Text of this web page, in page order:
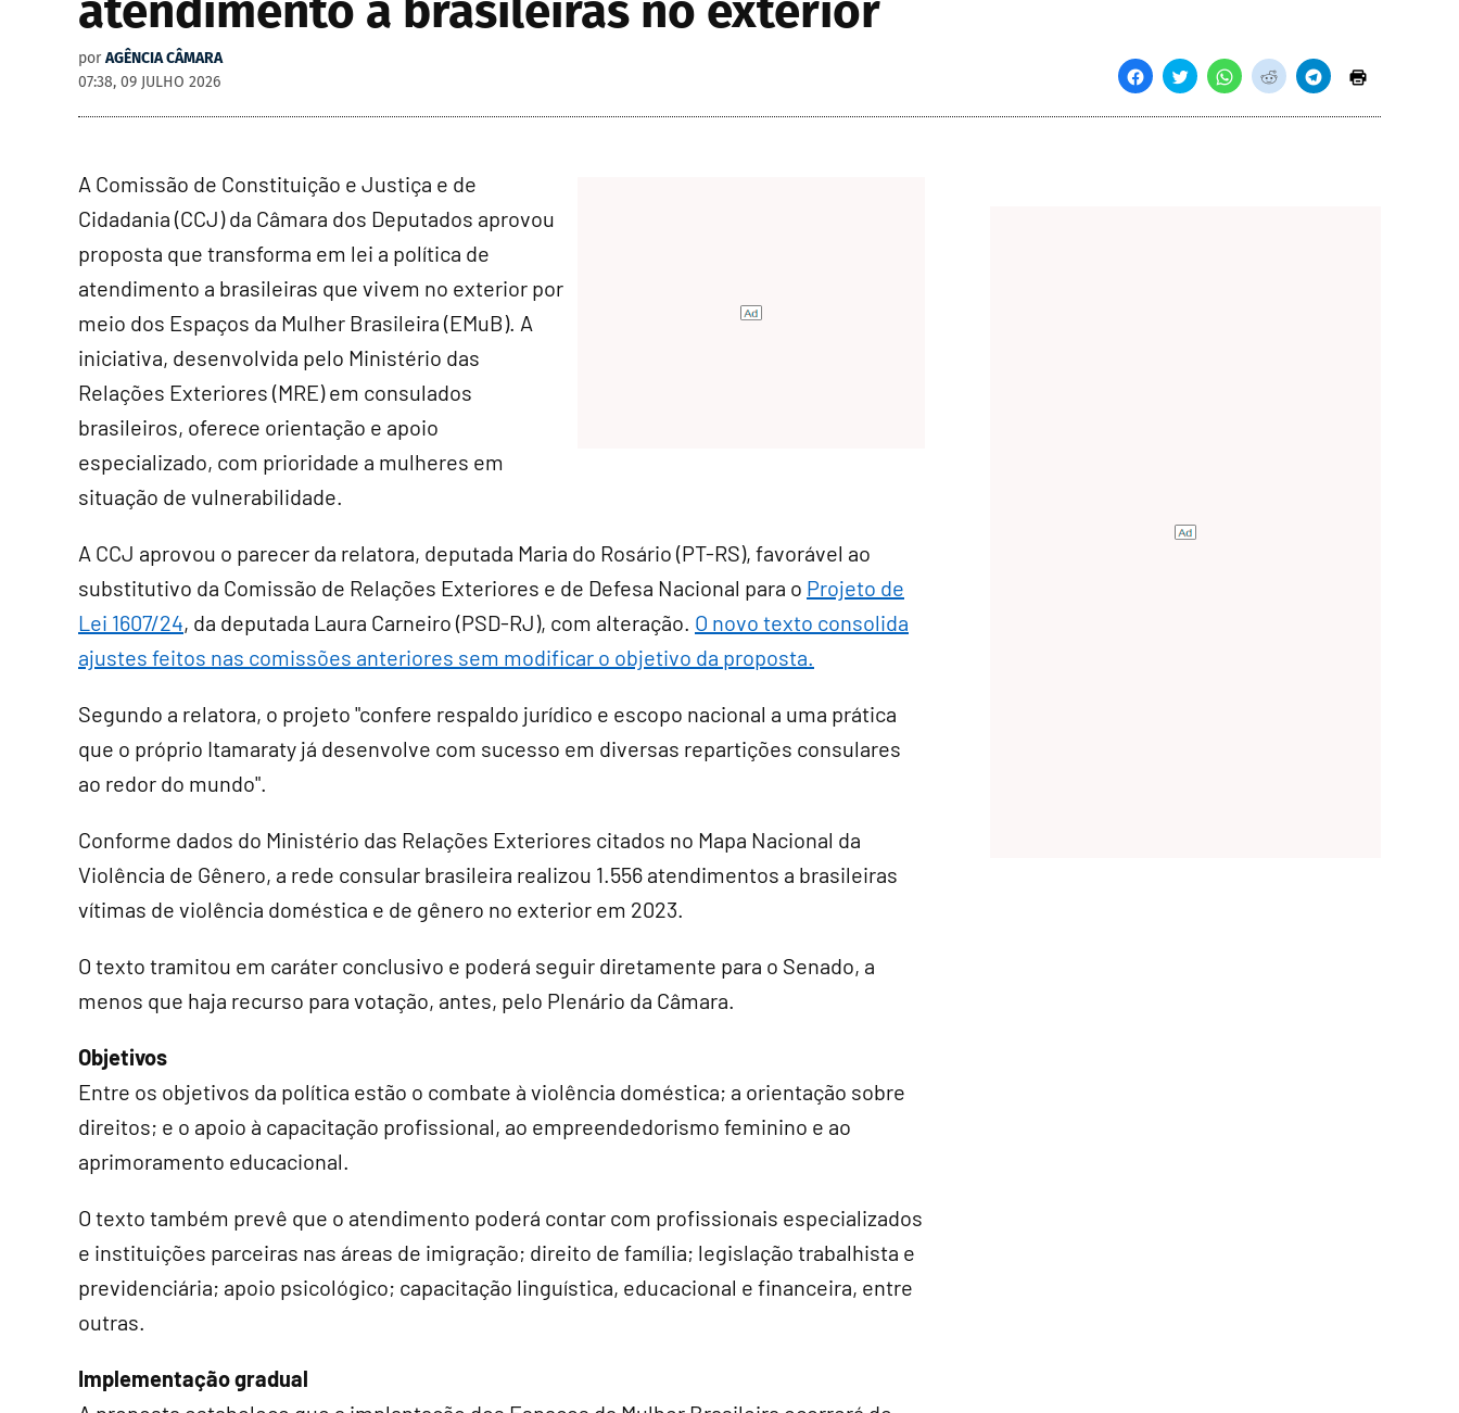
por AGÊNCIA CÂMARA
07:38, 09 JULHO 2026
A Comissão de Constituição e Justiça e de
Cidadania (CCJ) da Câmara dos Deputados aprovou
proposta que transforma em lei a política de
atendimento a brasileiras que vivem no exterior por
meio dos Espaços da Mulher Brasileira (EMuB). A
iniciativa, desenvolvida pelo Ministério das
Relações Exteriores (MRE) em consulados
brasileiros, oferece orientação e apoio
especializado, com prioridade a mulheres em
situação de vulnerabilidade.
A CCJ aprovou o parecer da relatora, deputada Maria do Rosário (PT-RS), favorável ao
substitutivo da Comissão de Relações Exteriores e de Defesa Nacional para o Projeto de
Lei 1607/24, da deputada Laura Carneiro (PSD-RJ), com alteração. O novo texto consolida
ajustes feitos nas comissões anteriores sem modificar o objetivo da proposta.
Segundo a relatora, o projeto "confere respaldo jurídico e escopo nacional a uma prática
que o próprio Itamaraty já desenvolve com sucesso em diversas repartições consulares
ao redor do mundo".
Conforme dados do Ministério das Relações Exteriores citados no Mapa Nacional da
Violência de Gênero, a rede consular brasileira realizou 1.556 atendimentos a brasileiras
vítimas de violência doméstica e de gênero no exterior em 2023.
O texto tramitou em caráter conclusivo e poderá seguir diretamente para o Senado, a
menos que haja recurso para votação, antes, pelo Plenário da Câmara.
Objetivos
Entre os objetivos da política estão o combate à violência doméstica; a orientação sobre
direitos; e o apoio à capacitação profissional, ao empreendedorismo feminino e ao
aprimoramento educacional.
O texto também prevê que o atendimento poderá contar com profissionais especializados
e instituições parceiras nas áreas de imigração; direito de família; legislação trabalhista e
previdenciária; apoio psicológico; capacitação linguística, educacional e financeira, entre
outras.
Implementação gradual